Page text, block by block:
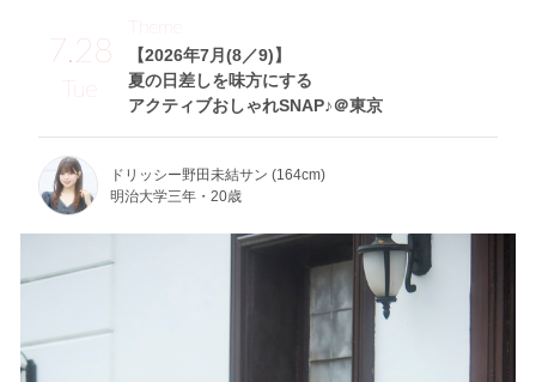
7.28
Tue
【2026年7月(8／9)】
夏の日差しを味方にする
アクティブおしゃれSNAP♪＠東京
Theme
ドリッシー野田未結サン (164cm)
明治大学三年・20歳